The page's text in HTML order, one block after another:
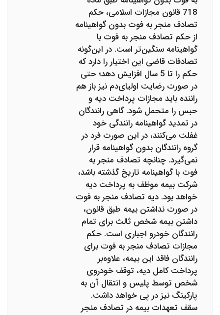
718 قانون مجازات اسلامی، حکم
تصادف منجر به فوت بدون گواهینامه
از حکم تصادف منجر به فوت با
گواهینامه سنگین‌تر است. در این‌گونه
تصادفات قاضی این اختیار را دارد که
حکم را تا 5 سال افزایش دهد؛ حتی
در صورت رضایت اولیای‌دم نیز باز هم
راننده باید مجازات پرداخت دیه و
حبس را متحمل شود. گاهی رانندگان
در تمدید گواهینامه رانندگی خود
غفلت می‌کنند، در این صورت فرد در
گروه رانندگان بدون گواهینامه قرار
نمی‌گیرد. چنانچه تصادف منجر به
فوت با گواهینامه تاریخ گذشته باشد،
شرکت بیمه موظف به پرداخت دیه
خواهد بود. دیه تصادف منجر به فوت
در صورت نداشتن بیمه طبق قانون،
داشتن بیمه شخص ثالث برای تمام
رانندگان خودرو اجباری است. حکم
مجازات تصادف منجر به فوت برای
رانندگان فاقد این بیمه، علاوه‌بر
پرداخت کامل دیه، توقف خودروی
شخص توسط پلیس و انتقال آن به
پارکینگ نیز در پی خواهد داشت.
سقف تعهدات بیمه در تصادف منجر